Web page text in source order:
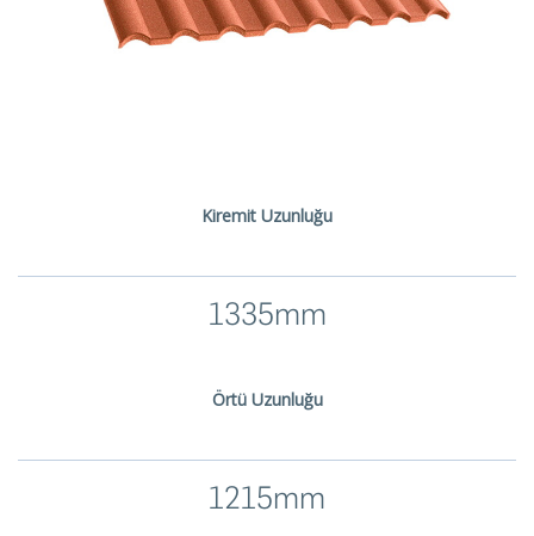
Kiremit Uzunluğu
1335mm
Örtü Uzunluğu
1215mm